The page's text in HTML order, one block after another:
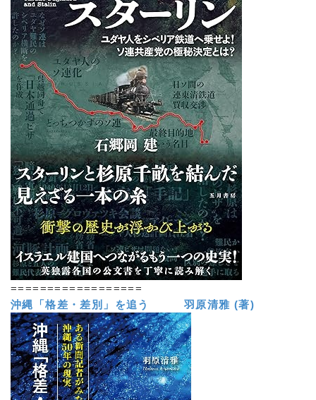
==================
沖縄「格差・差別」を追う 羽原清雅 (著)